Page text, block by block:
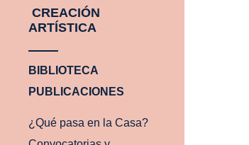
CREACIÓN
ARTÍSTICA
BIBLIOTECA
PUBLICACIONES
¿Qué pasa en la Casa?